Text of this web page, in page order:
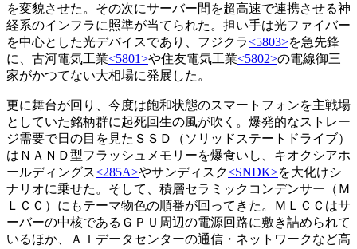
を変貌させた。その次にサーバー間を超高速で連携させる神
経系のインフラに照準が当てられた。担い手は光ファイバー
を中心とした光デバイスであり、フジクラ<5803>を急先鋒
に、古河電気工業<5801>や住友電気工業<5802>の電線御三
家がかつてない大相場に発展した。
更に舞台が回り、今度は飽和状態のスマートフォンを主戦場
としていた銘柄群に起死回生の風が吹く。爆発的なストレー
ジ需要で日の目を見たＳＳＤ（ソリッドステートドライブ）
はＮＡＮＤ型フラッシュメモリーを爆食いし、キオクシアホ
ールディングス<285A>やサンディスク<SNDK>を大化けシ
ナリオに乗せた。そして、積層セラミックコンデンサー（Ｍ
ＬＣＣ）にもテーマ物色の順番が回ってきた。ＭＬＣＣはサ
ーバーの中核であるＧＰＵ周辺の電源回路に敷き詰められて
いるほか、ＡＩデータセンターの通信・ネットワークなど高